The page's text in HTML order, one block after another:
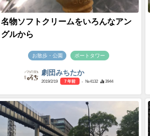
名物ソフトクリームをいろんなアン
グルから
お散歩・公園 ポートタワー
劇団みちたか
2019/2/19 7 年前 - №4132 3944